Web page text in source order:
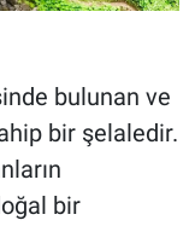
bulunan ve
bir şelaledir.
bir